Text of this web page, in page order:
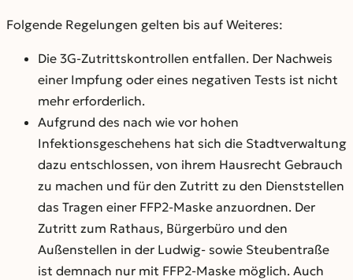
Folgende Regelungen gelten bis auf Weiteres:
Die 3G-Zutrittskontrollen entfallen. Der Nachweis
einer Impfung oder eines negativen Tests ist nicht
mehr erforderlich.
Aufgrund des nach wie vor hohen
Infektionsgeschehens hat sich die Stadtverwaltung
dazu entschlossen, von ihrem Hausrecht Gebrauch
zu machen und für den Zutritt zu den Dienststellen
das Tragen einer FFP2-Maske anzuordnen. Der
Zutritt zum Rathaus, Bürgerbüro und den
Außenstellen in der Ludwig- sowie Steubentraße
ist demnach nur mit FFP2-Maske möglich. Auch